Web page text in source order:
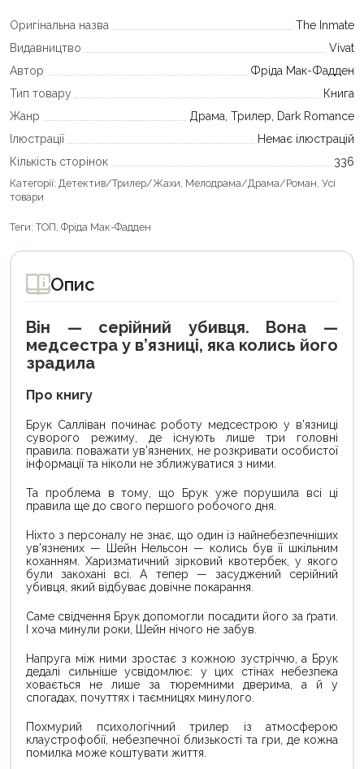
Оригінальна назва
The Inmate
Видавництво
Vivat
Автор
Фріда Мак-Фадден
Тип товару
Книга
Жанр
Драма, Трилер, Dark Romance
Ілюстрації
Немає ілюстрацій
Кількість сторінок
336
Категорії: Детектив/Трилер/Жахи, Мелодрама/Драма/Роман, Усі
товари
Теги: ТОП, Фріда Мак-Фадден
Опис
Він — серійний убивця. Вона —
медсестра у в’язниці, яка колись його
зрадила
Про книгу
Брук Салліван починає роботу медсестрою у в’язниці
суворого режиму, де існують лише три головні
правила: поважати ув’язнених, не розкривати особистої
інформації та ніколи не зближуватися з ними.
Та проблема в тому, що Брук уже порушила всі ці
правила ще до свого першого робочого дня.
Ніхто з персоналу не знає, що один із найнебезпечніших
ув’язнених — Шейн Нельсон — колись був її шкільним
коханням. Харизматичний зірковий квотербек, у якого
були закохані всі. А тепер — засуджений серійний
убивця, який відбуває довічне покарання.
Саме свідчення Брук допомогли посадити його за ґрати.
І хоча минули роки, Шейн нічого не забув.
Напруга між ними зростає з кожною зустріччю, а Брук
дедалі сильніше усвідомлює: у цих стінах небезпека
ховається не лише за тюремними дверима, а й у
спогадах, почуттях і таємницях минулого.
Похмурий психологічний трилер із атмосферою
клаустрофобії, небезпечної близькості та гри, де кожна
помилка може коштувати життя.